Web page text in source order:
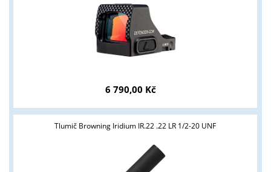
6 790,00 Kč
Tlumič Browning Iridium IR.22 .22 LR 1/2-20 UNF
Tyto stránky jsou určeny pouze odborné veřejnosti od 18 let a
podnikatelům v oblasti zbraně a střelivo. Splňujete tyto
ANO NE